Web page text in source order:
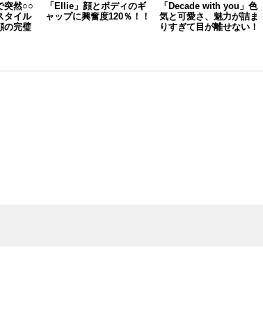
突然○○
タイル
の完璧
「Ellie」顔とボディのギ
ャップに興奮度120％！！
「Decade with you」色
気と可愛さ、魅力が詰ま
りすぎて目が離せない！